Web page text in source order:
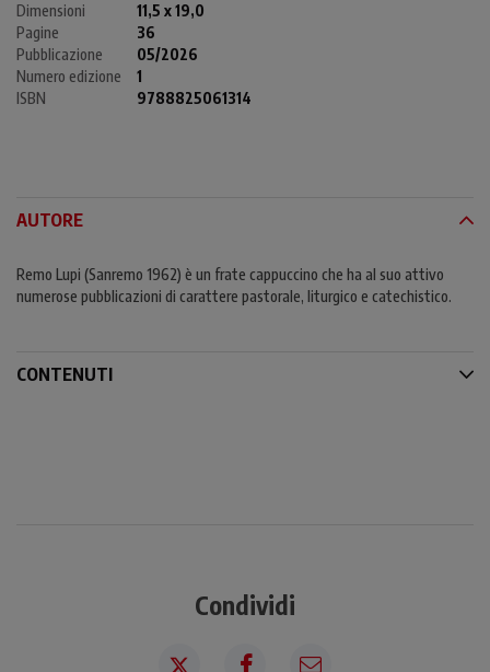
Dimensioni
11,5 x 19,0
Pagine
36
Pubblicazione
05/2026
Numero edizione
1
ISBN
9788825061314
AUTORE
Remo Lupi (Sanremo 1962) è un frate cappuccino che ha al suo attivo
numerose pubblicazioni di carattere pastorale, liturgico e catechistico.
CONTENUTI
Condividi